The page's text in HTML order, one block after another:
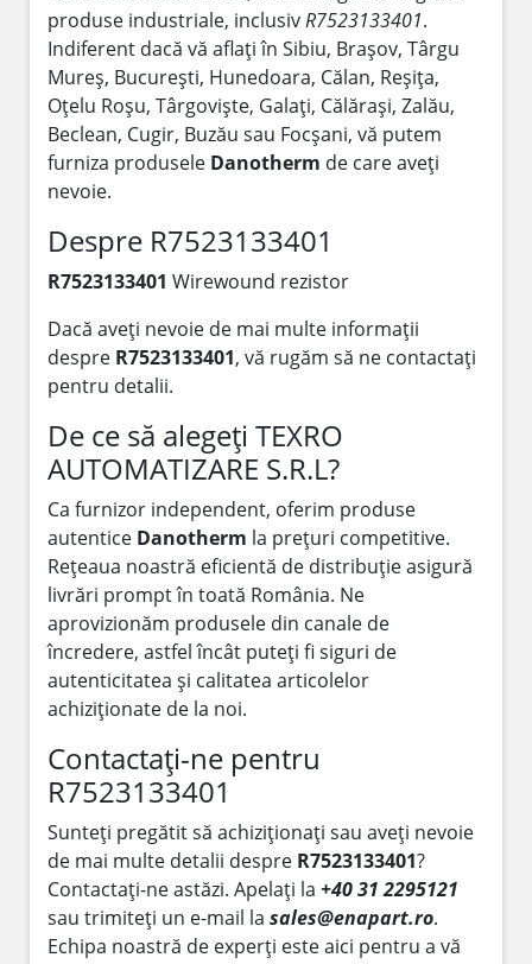
produse industriale, inclusivR7523133401.
Indiferent dacă vă aflați în Sibiu, Brașov, Târgu
Mureș, București, Hunedoara, Călan, Reșița,
Oțelu Roșu, Târgoviște, Galați, Călărași, Zalău,
Beclean, Cugir, Buzău sau Focșani, vă putem
furniza produsele Danotherm de care aveți
nevoie.
Despre R7523133401
R7523133401 Wirewound rezistor
Dacă aveți nevoie de mai multe informații
despre R7523133401, vă rugăm să ne contactați
pentru detalii.
De ce să alegeți TEXRO
AUTOMATIZARE S.R.L?
Ca furnizor independent, oferim produse
autentice Danotherm la prețuri competitive.
Rețeaua noastră eficientă de distribuție asigură
livrări prompt în toată România. Ne
aprovizionăm produsele din canale de
încredere, astfel încât puteți fi siguri de
autenticitatea și calitatea articolelor
achiziționate de la noi.
Contactați-ne pentru
R7523133401
Sunteți pregătit să achiziționați sau aveți nevoie
de mai multe detalii despre R7523133401?
Contactați-ne astăzi. Apelați la +40 31 2295121
sau trimiteți un e-mail la sales@enapart.ro.
Echipa noastră de experți este aici pentru a vă